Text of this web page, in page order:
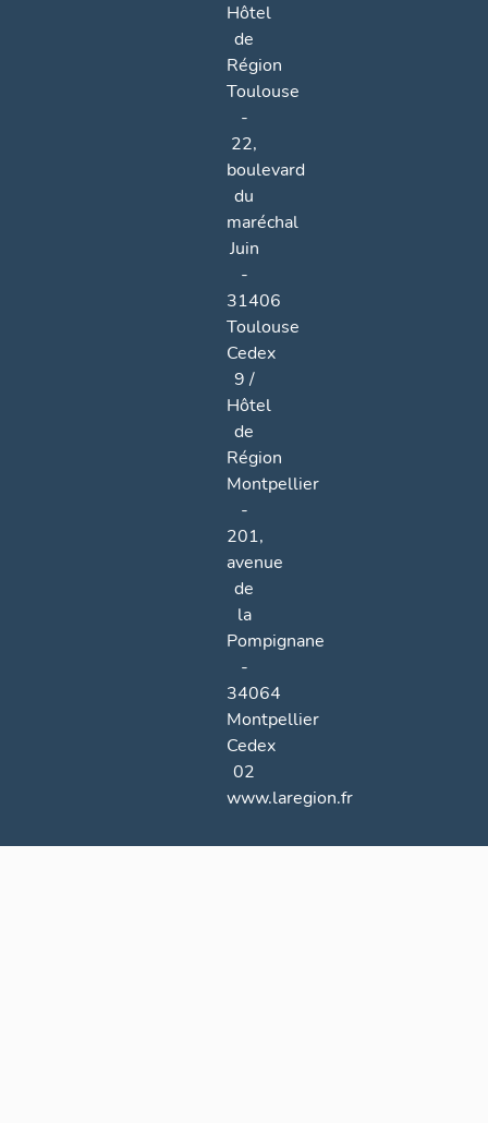
Hôtel
de
Région
Toulouse
-
22,
boulevard
du
maréchal
Juin
-
31406
Toulouse
Cedex
9 /
Hôtel
de
Région
Montpellier
-
201,
avenue
de
la
Pompignane
-
34064
Montpellier
Cedex
02
www.laregion.fr